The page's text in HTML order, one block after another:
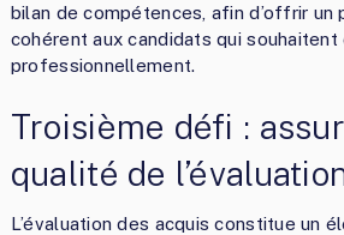
bilan de compétences, afin d’offrir un
cohérent aux candidats qui souhaitent
professionnellement.
Troisième défi :
qualité de
L’évaluation des acquis constitue un